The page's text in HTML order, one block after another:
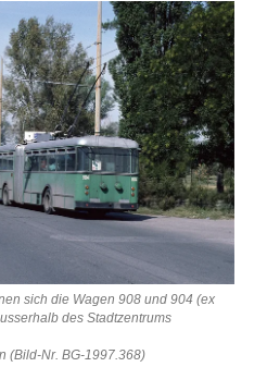
sich die Wagen 908 und 904 (ex
des Stadtzentrums
(Bild-Nr. BG-1997.368)